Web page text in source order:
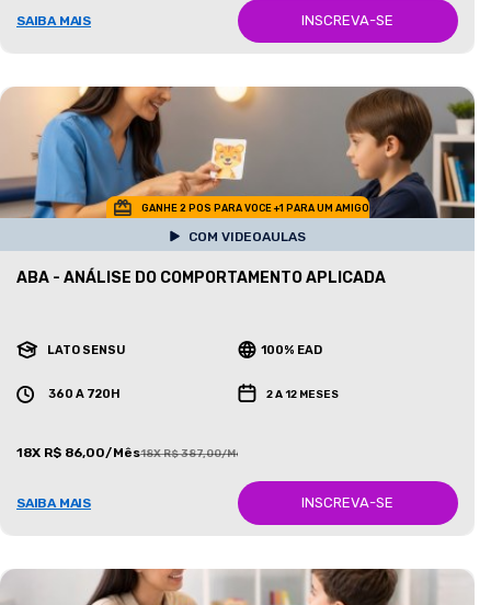
SAIBA MAIS INSCREVA-SE
GANHE 2 POS PARA VOCE +1 PARA UM AMIGO
COM VIDEOAULAS
ABA - ANÁLISE DO COMPORTAMENTO APLICADA
LATO SENSU 100% EAD
360 A 720H 2 A 12 MESES
18X R$ 86,00/Mês18X R$ 387,00/Mês
SAIBA MAIS INSCREVA-SE